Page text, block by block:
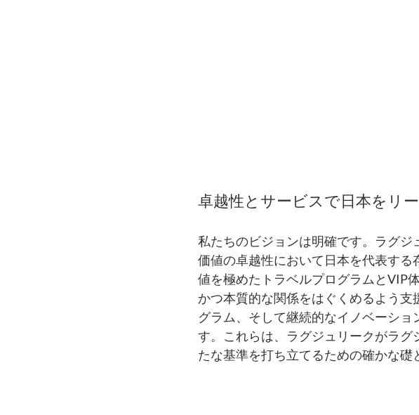
卓越性とサービスで日本をリ
私たちのビジョンは明確です。ラグ
価値の卓越性において日本を代表す
値を極めたトラベルプログラムとVIP
かつ本質的な関係をはぐくめるよう
グラム、そして継続的なイノベーシ
す。これらは、ラグジュリークがラ
たな基準を打ち立てるための確かな礎